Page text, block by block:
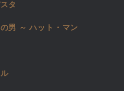
タ
男 ～ ハット・マン